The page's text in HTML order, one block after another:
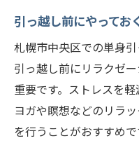
引っ越し前にやってお
札幌市中央区での単身
引っ越し前にリラクゼ
重要です。ストレスを
ヨガや瞑想などのリラ
を行うことがおすすめ